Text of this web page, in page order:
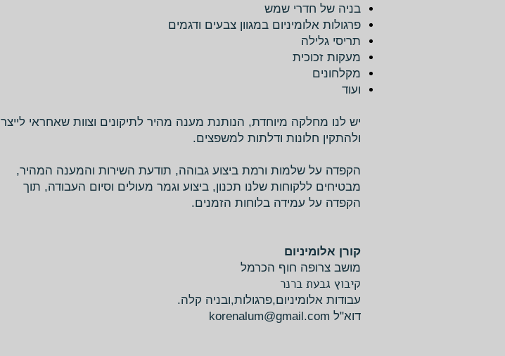
בניה של חדרי שמש
פרגולות אלומיניום במגוון צבעים ודגמים
תריסי גלילה
מעקות זכוכית
מקלחונים
ועוד
יש לנו מחלקה מיוחדת, הנותנת מענה מהיר לתיקונים וצוות שאחראי לייצר
ולהתקין חלונות ודלתות למשפצים.
הקפדה על שלמות ורמת ביצוע גבוהה, תודעת השירות והמענה המהיר,
מבטיחים ללקוחות שלנו תכנון, ביצוע וגמר מעולים וסיום העבודה, תוך
הקפדה על עמידה בלוחות הזמנים.
קורן אלומיניום
מושב צרופה חוף הכרמל
קיבוץ גבעת ברנר
עבודות אלומיניום,פרגולות,ובניה קלה.
דוא"ל korenalum@gmail.com